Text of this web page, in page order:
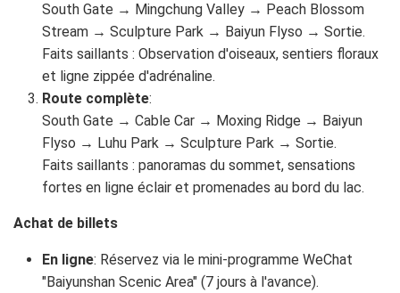
South Gate → Mingchung Valley → Peach Blossom
Stream → Sculpture Park → Baiyun Flyso → Sortie.
Faits saillants : Observation d'oiseaux, sentiers floraux
et ligne zippée d'adrénaline.
Route complète:
South Gate → Cable Car → Moxing Ridge → Baiyun
Flyso → Luhu Park → Sculpture Park → Sortie.
Faits saillants : panoramas du sommet, sensations
fortes en ligne éclair et promenades au bord du lac.
Achat de billets
En ligne: Réservez via le mini-programme WeChat
"Baiyunshan Scenic Area" (7 jours à l'avance).